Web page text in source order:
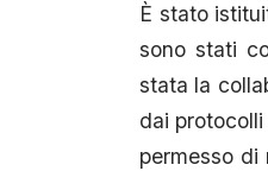
È stato
sono stati
stata la
dai
permesso di